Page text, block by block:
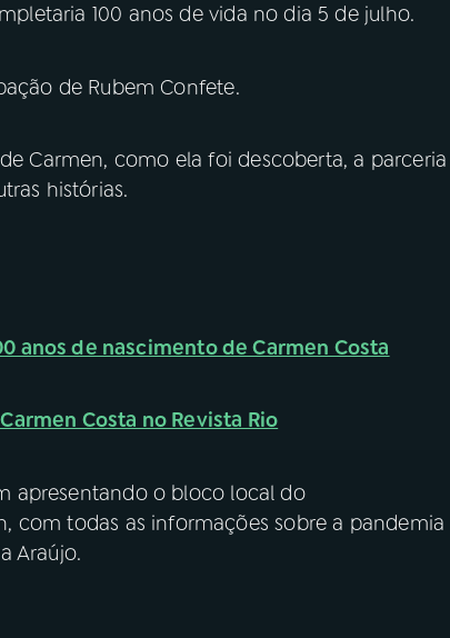
100 anos de vida no dia 5 de julho.
de Rubem Confete.
Carmen, como ela foi descoberta, a parceria
histórias.
anos de nascimento de Carmen Costa
Costa no Revista Rio
apresentando o bloco local do
com todas as informações sobre a pandemia
Araújo.